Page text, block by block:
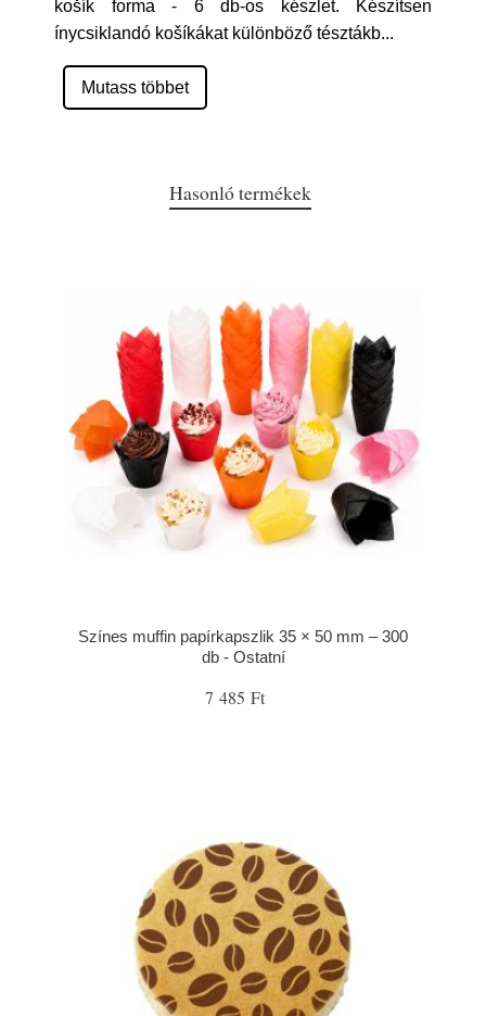
košík forma - 6 db-os készlet. Készítsen
ínycsiklandó košíkákat különböző tésztákb...
Mutass többet
Hasonló termékek
Színes muffin papírkapszlik 35 × 50 mm – 300
db - Ostatní
7 485 Ft